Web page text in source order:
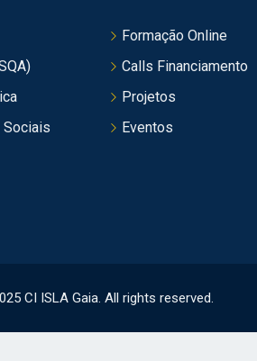
Sociais
Formação Online
Calls Financiamento
Projetos
Eventos
CI ISLA Gaia. All rights reserved.